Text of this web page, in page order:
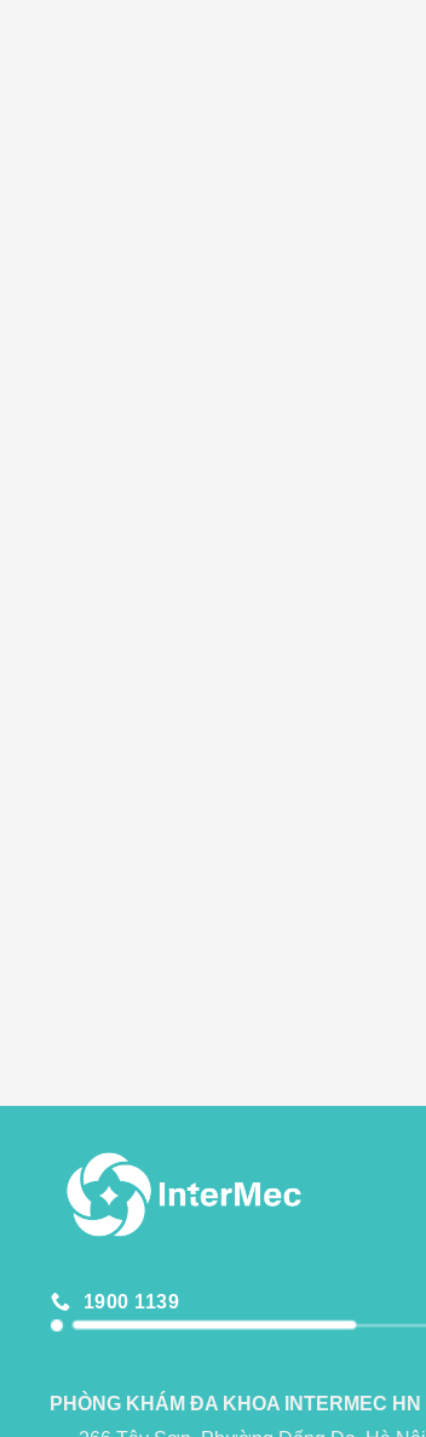
1900 1139
PHÒNG KHÁM ĐA KHOA INTERMEC HN